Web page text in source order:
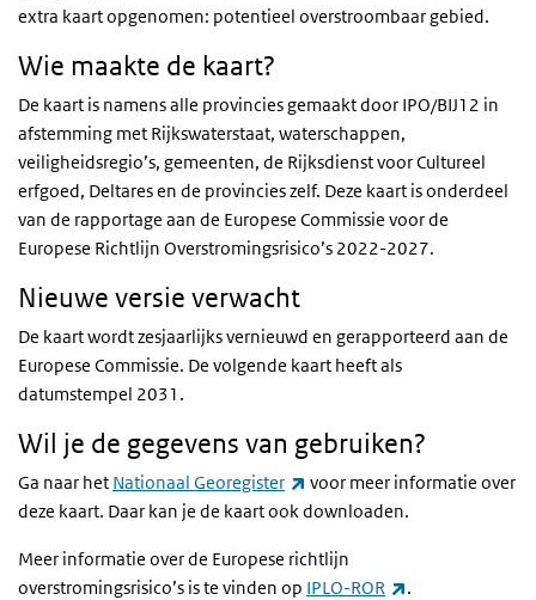
extra kaart opgenomen: potentieel overstroombaar gebied.
Wie maakte de kaart?
De kaart is namens alle provincies gemaakt door IPO/BIJ12 in
afstemming met Rijkswaterstaat, waterschappen,
veiligheidsregio’s, gemeenten, de Rijksdienst voor Cultureel
erfgoed, Deltares en de provincies zelf. Deze kaart is onderdeel
van de rapportage aan de Europese Commissie voor de
Europese Richtlijn Overstromingsrisico’s 2022-2027.
Nieuwe versie verwacht
De kaart wordt zesjaarlijks vernieuwd en gerapporteerd aan de
Europese Commissie. De volgende kaart heeft als
datumstempel 2031.
Wil je de gegevens van gebruiken?
Ga naar het Nationaal Georegister (externe link)
voor meer informatie over
deze kaart. Daar kan je de kaart ook downloaden.
Meer informatie over de Europese richtlijn
overstromingsrisico’s is te vinden op IPLO-ROR (externe link)
.